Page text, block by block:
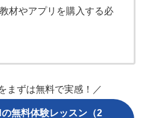
材やアプリを購入する必
まずは無料で実感！／
無料体験レッスン（2